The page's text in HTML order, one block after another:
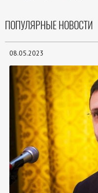
ПОПУЛЯРНЫЕ НОВОСТИ
08.05.2023